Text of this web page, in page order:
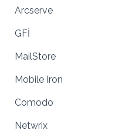
Arcserve
GFİ
MailStore
Mobile Iron
Comodo
Netwrix